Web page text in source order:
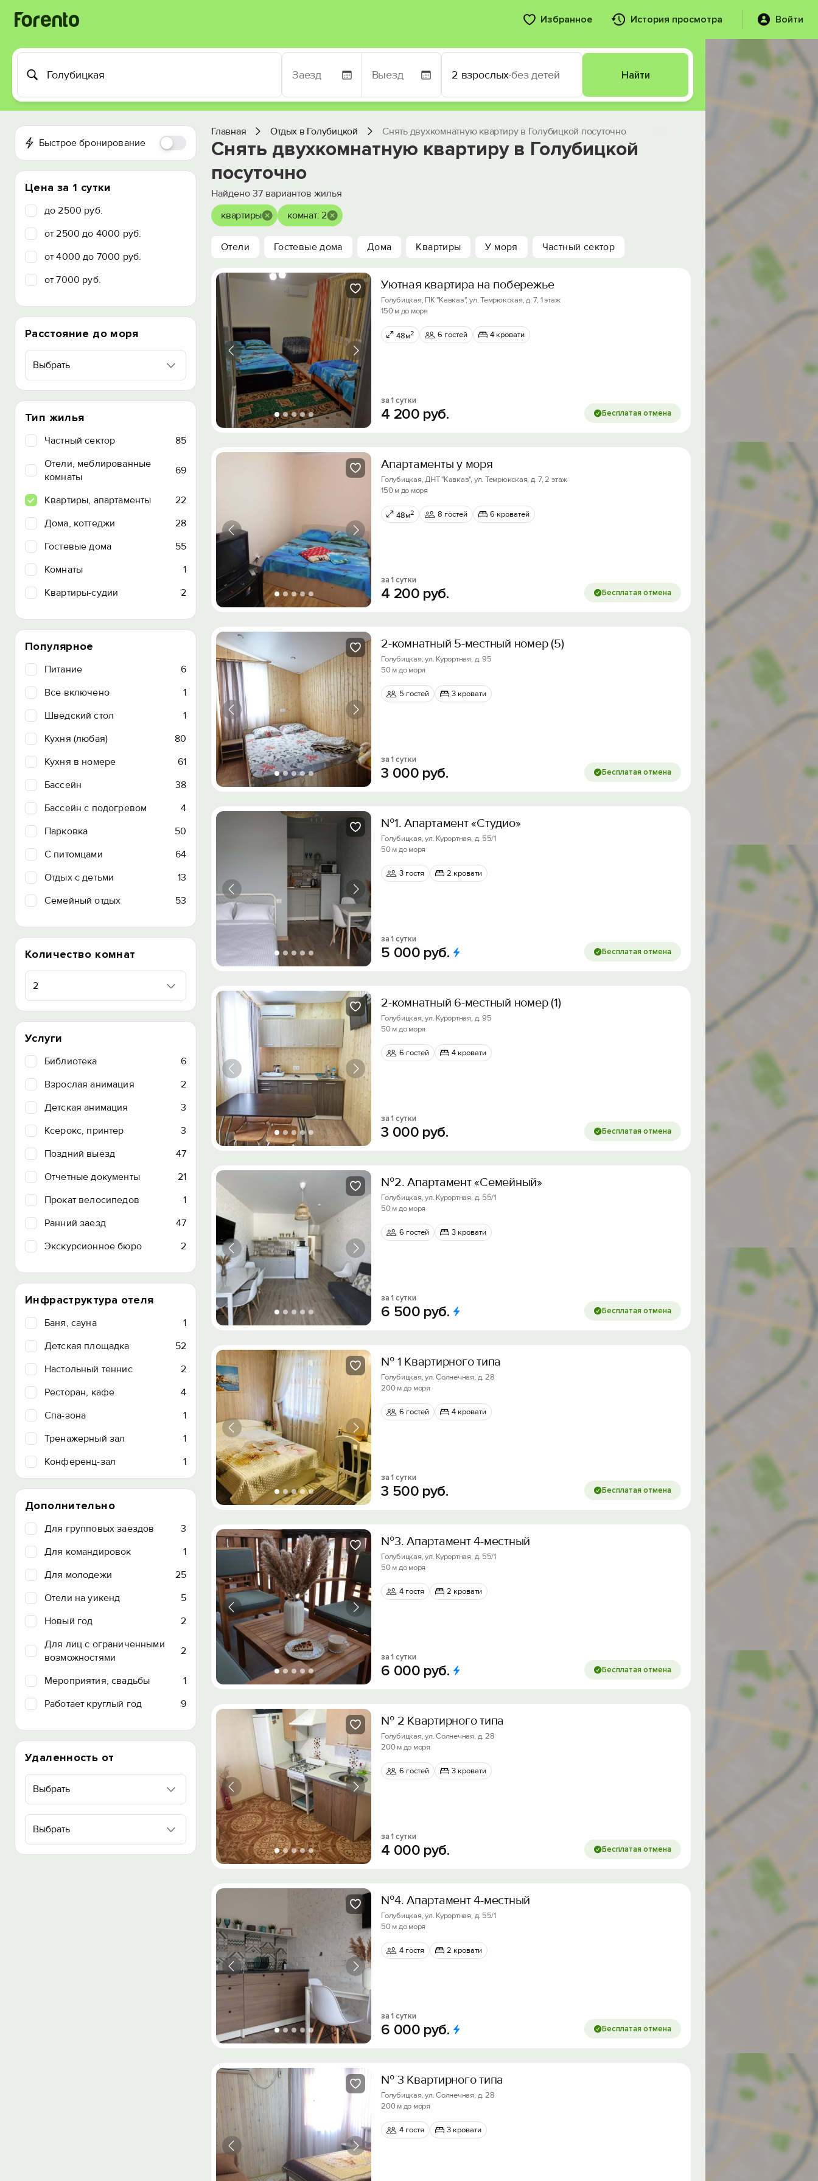
Избранное История просмотра Войти
2 взрослых·без детей Найти
Быстрое бронирование
Цена за 1 сутки
до 2500 руб.
от 2500 до 4000 руб.
от 4000 до 7000 руб.
от 7000 руб.
Расстояние до моря
Выбрать
Тип жилья
Частный сектор
85
Отели, меблированные
комнаты
69
Квартиры, апартаменты
22
Дома, коттеджи
28
Гостевые дома
55
Комнаты
1
Квартиры-судии
2
Популярное
Питание
6
Все включено
1
Шведский стол
1
Кухня (любая)
80
Кухня в номере
61
Бассейн
38
Бассейн с подогревом
4
Парковка
50
C питомцами
64
Отдых с детьми
13
Семейный отдых
53
Количество комнат
2
Услуги
Библиотека
6
Взрослая анимация
2
Детская анимация
3
Ксерокс, принтер
3
Поздний выезд
47
Отчетные документы
21
Прокат велосипедов
1
Ранний заезд
47
Экскурсионное бюро
2
Инфраструктура отеля
Баня, сауна
1
Детская площадка
52
Настольный теннис
2
Ресторан, кафе
4
Спа-зона
1
Тренажерный зал
1
Конференц-зал
1
Дополнительно
Для групповых заездов
3
Для командировок
1
Для молодежи
25
Отели на уикенд
5
Новый год
2
Для лиц с ограниченными
возможностями
2
Мероприятия, свадьбы
1
Работает круглый год
9
Удаленность от
Выбрать
Выбрать
Главная Отдых в Голубицкой Снять двухкомнатную квартиру в Голубицкой посуточно
Снять двухкомнатную квартиру в Голубицкой
посуточно
Найдено 37 вариантов жилья
квартиры
комнат: 2
Отели Гостевые дома Дома Квартиры У моря Частный сектор
Уютная квартира на побережье
Голубицкая, ПК "Кавказ", ул. Темрюкская, д. 7, 1 этаж
150 м до моря
48м2 6 гостей 4 кровати
за 1 сутки
4 200 руб. Бесплатая отмена
Апартаменты у моря
Голубицкая, ДНТ "Кавказ", ул. Темрюкская, д. 7, 2 этаж
150 м до моря
48м2 8 гостей 6 кроватей
за 1 сутки
4 200 руб. Бесплатая отмена
2-комнатный 5-местный номер (5)
Голубицкая, ул. Курортная, д. 95
50 м до моря
5 гостей 3 кровати
за 1 сутки
3 000 руб. Бесплатая отмена
№1. Апартамент «Студио»
Голубицкая, ул. Курортная, д. 55/1
50 м до моря
3 гостя 2 кровати
за 1 сутки
5 000 руб. Бесплатая отмена
2-комнатный 6-местный номер (1)
Голубицкая, ул. Курортная, д. 95
50 м до моря
6 гостей 4 кровати
за 1 сутки
3 000 руб. Бесплатая отмена
№2. Апартамент «Семейный»
Голубицкая, ул. Курортная, д. 55/1
50 м до моря
6 гостей 3 кровати
за 1 сутки
6 500 руб. Бесплатая отмена
№ 1 Квартирного типа
Голубицкая, ул. Солнечная, д. 28
200 м до моря
6 гостей 4 кровати
за 1 сутки
3 500 руб. Бесплатая отмена
№3. Апартамент 4-местный
Голубицкая, ул. Курортная, д. 55/1
50 м до моря
4 гостя 2 кровати
за 1 сутки
6 000 руб. Бесплатая отмена
№ 2 Квартирного типа
Голубицкая, ул. Солнечная, д. 28
200 м до моря
6 гостей 3 кровати
за 1 сутки
4 000 руб. Бесплатая отмена
№4. Апартамент 4-местный
Голубицкая, ул. Курортная, д. 55/1
50 м до моря
4 гостя 2 кровати
за 1 сутки
6 000 руб. Бесплатая отмена
№ 3 Квартирного типа
Голубицкая, ул. Солнечная, д. 28
200 м до моря
4 гостя 3 кровати